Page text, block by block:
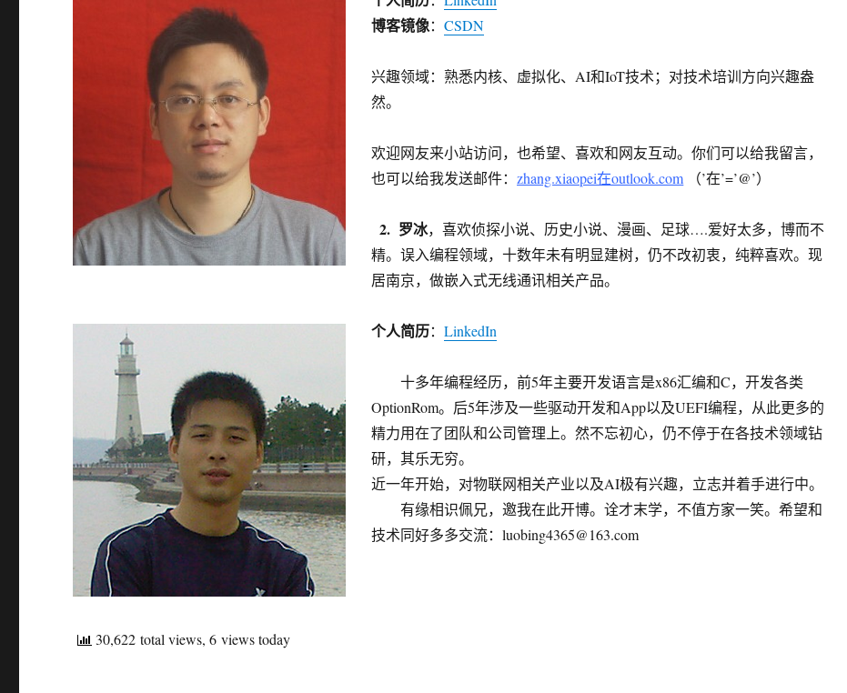
博客镜像：CSDN
兴趣领域：熟悉内核、虚拟化、AI和IoT技术；对技术培训方向兴趣盎
然。
欢迎网友来小站访问，也希望、喜欢和网友互动。你们可以给我留言，
也可以给我发送邮件：zhang.xiaopei在outlook.com （’在’=’@’）
2. 罗冰，喜欢侦探小说、历史小说、漫画、足球….爱好太多，博而不
精。误入编程领域，十数年未有明显建树，仍不改初衷，纯粹喜欢。现
居南京，做嵌入式无线通讯相关产品。
个人简历：LinkedIn
十多年编程经历，前5年主要开发语言是x86汇编和C，开发各类
OptionRom。后5年涉及一些驱动开发和App以及UEFI编程，从此更多的
精力用在了团队和公司管理上。然不忘初心，仍不停于在各技术领域钻
研，其乐无穷。
近一年开始，对物联网相关产业以及AI极有兴趣，立志并着手进行中。
有缘相识佩兄，邀我在此开博。诠才末学，不值方家一笑。希望和
技术同好多多交流：luobing4365@163.com
30,622 total views, 6 views today